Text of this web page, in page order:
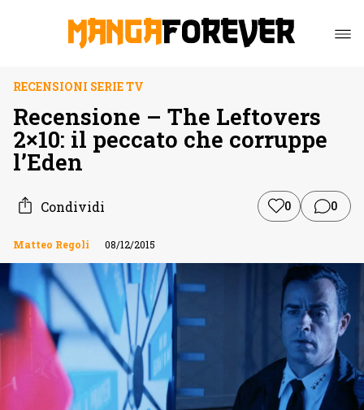
RECENSIONI SERIE TV
Recensione – The Leftovers
2×10: il peccato che corruppe
l’Eden
Condividi 0 0
Matteo Regoli 08/12/2015